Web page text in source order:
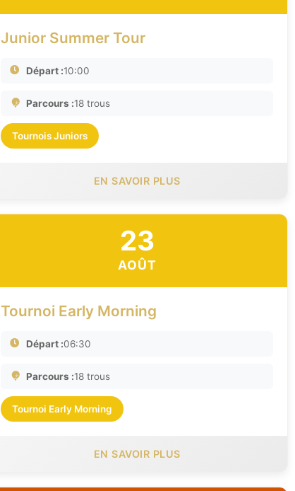
Junior Summer Tour
Départ :10:00
Parcours :18 trous
Tournois Juniors
EN SAVOIR PLUS
23
AOÛT
Tournoi Early Morning
Départ :06:30
Parcours :18 trous
Tournoi Early Morning
EN SAVOIR PLUS